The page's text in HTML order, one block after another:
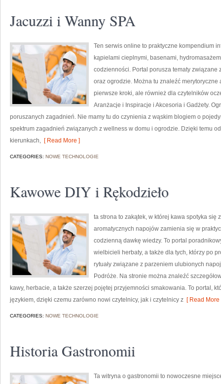
Jacuzzi i Wanny SPA
Ten serwis online to praktyczne kompendium
kąpielami cieplnymi, basenami,
codzienności. Portal porusza tematy
oraz ogrodzie. Można tu znaleźć merytoryczne
pierwsze kroki, ale również dla czytelników
Aranżacje i Inspiracje i Akcesoria i Gadżety.
poruszanych zagadnień. Nie mamy tu do czynienia z wąskim blogiem o
spektrum zagadnień związanych z wellness w domu i ogrodzie. Dzięki temu
kierunkach, [ Read More ]
CATEGORIES: NOWE TECHNOLOGIE
Kawowe DIY i Rękodzieło
ta strona to zakątek, w której kawa spotyka się
aromatycznych napojów zamienia się w
codzienną dawkę wiedzy. To portal
wielbicieli herbaty, a także dla tych, którzy po
rytuały związane z parzeniem ulubionych
Podróże. Na stronie można znaleźć
kawy, herbacie, a także szerzej pojętej przyjemności smakowania. To portal,
językiem, dzięki czemu zarówno nowi czytelnicy, jak i czytelnicy z [ Read More
CATEGORIES: NOWE TECHNOLOGIE
Historia Gastronomii
Ta witryna o gastronomii to nowoczesne